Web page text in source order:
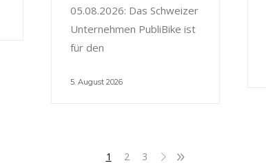
05.08.2026: Das Schweizer
Unternehmen PubliBike ist
für den
5. August 2026
1 2 3